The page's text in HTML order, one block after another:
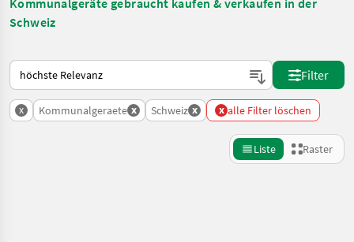
Kommunalgeräte gebraucht kaufen & verkaufen in der
Schweiz
So wird auf Landwirt.com sortiert
Filter
x Kommunalgeraete x Schweiz x x alle Filter löschen
Liste Raster